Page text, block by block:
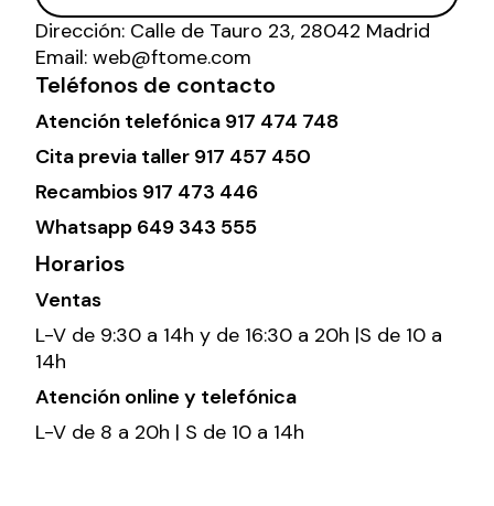
Dirección: Calle de Tauro 23, 28042 Madrid
Email: web@ftome.com
Teléfonos de contacto
Atención telefónica 917 474 748
Cita previa taller 917 457 450
Recambios 917 473 446
Whatsapp 649 343 555
Horarios
Ventas
L-V de 9:30 a 14h y de 16:30 a 20h |S de 10 a
14h
Atención online y telefónica
L-V de 8 a 20h | S de 10 a 14h